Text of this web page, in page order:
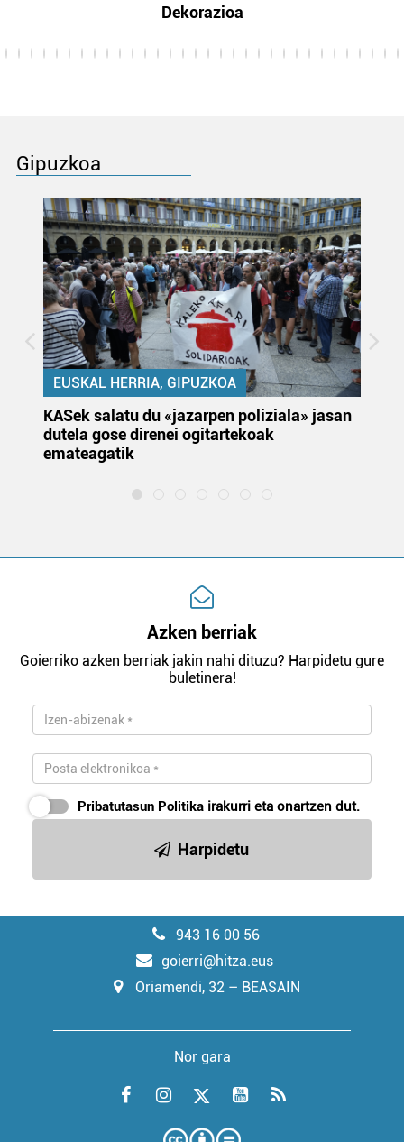
Dekorazioa
Gipuzkoa
EUSKAL HERRIA, GIPUZKOA
KASek salatu du «jazarpen poliziala» jasan
dutela gose direnei ogitartekoak
emateagatik
Azken berriak
Goierriko azken berriak jakin nahi dituzu? Harpidetu gure
buletinera!
Pribatutasun Politika irakurri eta onartzen dut.
Harpidetu
943 16 00 56
goierri@hitza.eus
Oriamendi, 32 – BEASAIN
Nor gara